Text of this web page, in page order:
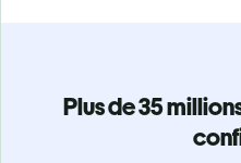
Plus de 35